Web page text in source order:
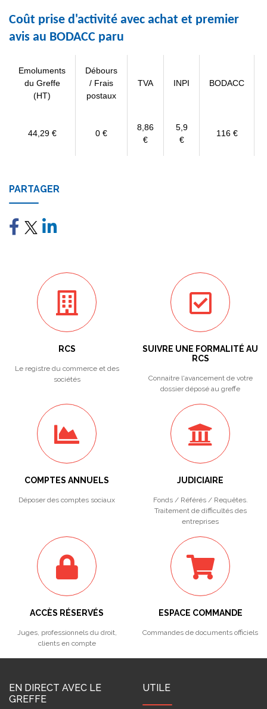
Coût prise d'activité avec achat et premier
avis au BODACC paru
Emoluments
du Greffe
(HT)
Débours
/ Frais
postaux
TVA INPI BODACC
44,29 € 0 €
8,86
€
5,9
€
116 €
PARTAGER
RCS
Le registre du commerce et des
sociétés
SUIVRE UNE FORMALITÉ AU
RCS
Connaitre l'avancement de votre
dossier déposé au greffe
COMPTES ANNUELS
Déposer des comptes sociaux
JUDICIAIRE
Fonds / Référés / Requêtes.
Traitement de difficultés des
entreprises
ACCÈS RÉSERVÉS
Juges, professionnels du droit,
clients en compte
ESPACE COMMANDE
Commandes de documents officiels
EN DIRECT AVEC LE
GREFFE
UTILE